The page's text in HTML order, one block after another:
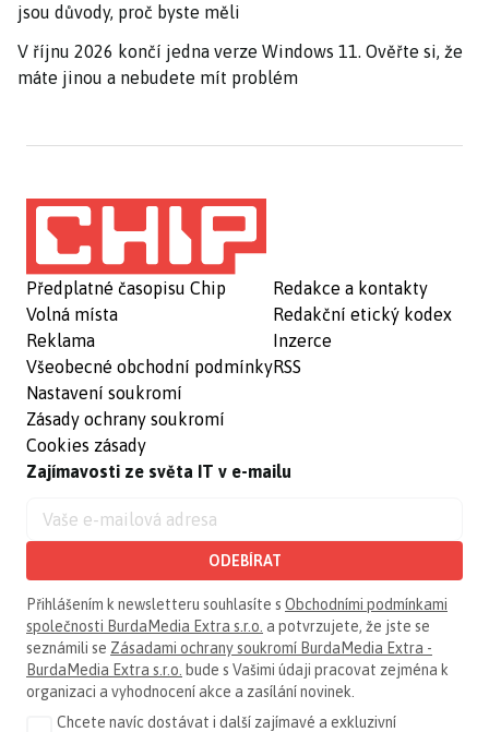
jsou důvody, proč byste měli
V říjnu 2026 končí jedna verze Windows 11. Ověřte si, že
máte jinou a nebudete mít problém
Předplatné časopisu Chip
Volná místa
Reklama
Všeobecné obchodní podmínky
Nastavení soukromí
Zásady ochrany soukromí
Cookies zásady
Redakce a kontakty
Redakční etický kodex
Inzerce
RSS
Zajímavosti ze světa IT v e-mailu
ODEBÍRAT
Přihlášením k newsletteru souhlasíte s Obchodními podmínkami
společnosti BurdaMedia Extra s.r.o. a potvrzujete, že jste se
seznámili se Zásadami ochrany soukromí BurdaMedia Extra -
BurdaMedia Extra s.r.o. bude s Vašimi údaji pracovat zejména k
organizaci a vyhodnocení akce a zasílání novinek.
Chcete navíc dostávat i další zajímavé a exkluzivní